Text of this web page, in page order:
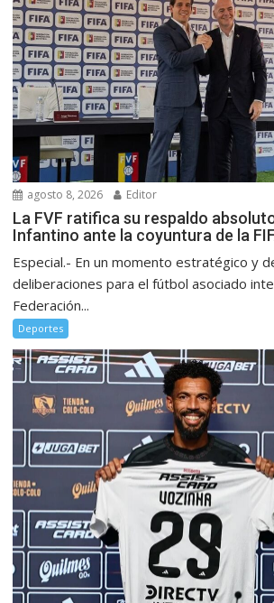
agosto 8, 2026 Editor
La FVF ratifica su respaldo
Infantino ante la coyuntura de la
Especial.- En un momento estratégico y
deliberaciones para el fútbol asociado
Federación...
Deportes